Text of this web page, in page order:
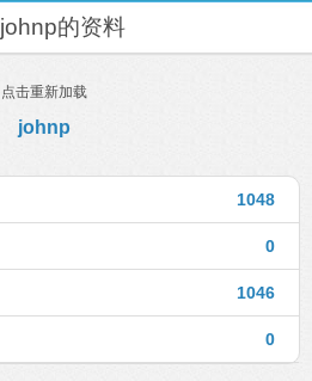
johnp的资料
点击重新加载
johnp
1048
0
1046
0